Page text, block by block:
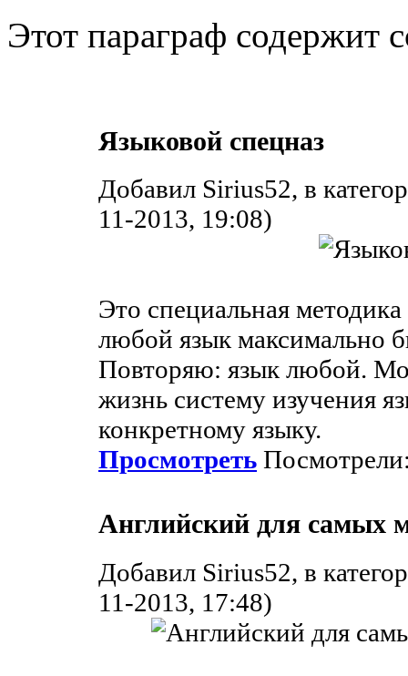
Этот параграф содержит
Языковой спецназ
Добавил Sirius52, в
11-2013, 19:08)
Это специальная
любой язык максимально
Повторяю: язык любой.
жизнь систему изучения
конкретному языку.
Просмотреть
Английский для самых
Добавил Sirius52, в
11-2013, 17:48)